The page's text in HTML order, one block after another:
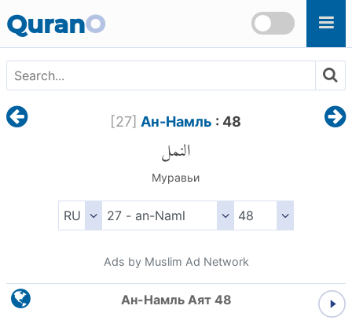
QuranO
[27] Ан-Намль : 48
النمل
Муравьи
Ads by Muslim Ad Network
Ан-Намль Аят 48